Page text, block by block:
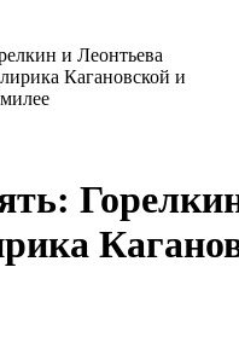
и Леонтьева
Кагановской и